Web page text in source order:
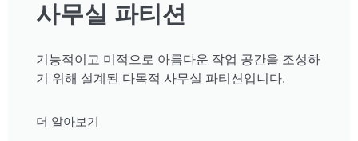
사무실 파티션
기능적이고 미적으로 아름다운 작업 공간을 조성하
기 위해 설계된 다목적 사무실 파티션입니다.
더 알아보기